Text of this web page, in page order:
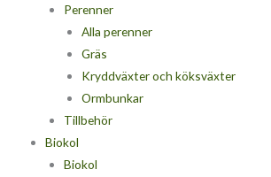
Perenner
Alla perenner
Gräs
Kryddväxter och köksväxter
Ormbunkar
Tillbehör
Biokol
Biokol